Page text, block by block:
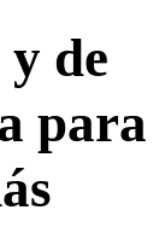
de
para